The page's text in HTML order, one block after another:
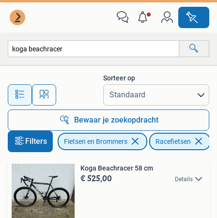
Alle afstanden…
Sorteer op
Bewaar je zoekopdracht
Filters Fietsen en Brommers Racefietsen
Koga Beachracer 58 cm
€ 525,00 Details